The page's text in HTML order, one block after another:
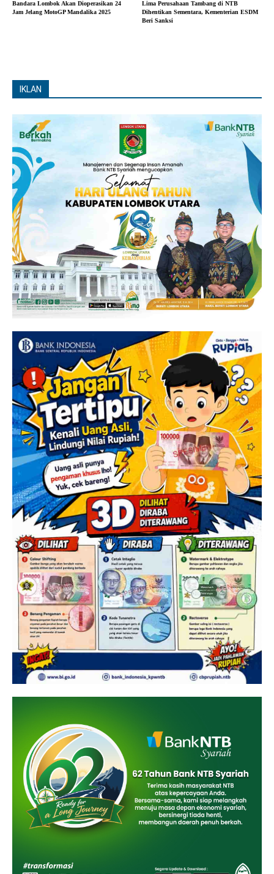
Bandara Lombok Akan Dioperasikan 24
Jam Jelang MotoGP Mandalika 2025
Lima Perusahaan Tambang di NTB
Dihentikan Sementara, Kementerian ESDM
Beri Sanksi
IKLAN